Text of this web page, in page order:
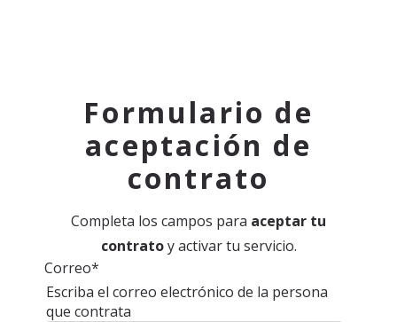
Formulario de
aceptación de
contrato
Completa los campos para aceptar tu
contratoy activar tu servicio.
Correo*
Escriba el correo electrónico de la persona
que contrata